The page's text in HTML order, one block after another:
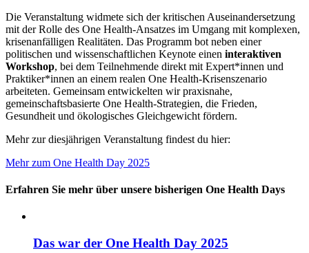
Die Veranstaltung widmete sich der kritischen Auseinandersetzung
mit der Rolle des One Health-Ansatzes im Umgang mit komplexen,
krisenanfälligen Realitäten. Das Programm bot neben einer
politischen und wissenschaftlichen Keynote einen interaktiven
Workshop, bei dem Teilnehmende direkt mit Expert*innen und
Praktiker*innen an einem realen One Health-Krisenszenario
arbeiteten. Gemeinsam entwickelten wir praxisnahe,
gemeinschaftsbasierte One Health-Strategien, die Frieden,
Gesundheit und ökologisches Gleichgewicht fördern.
Mehr zur diesjährigen Veranstaltung findest du hier:
Mehr zum One Health Day 2025
Erfahren Sie mehr über unsere bisherigen One Health Days
Das war der One Health Day 2025